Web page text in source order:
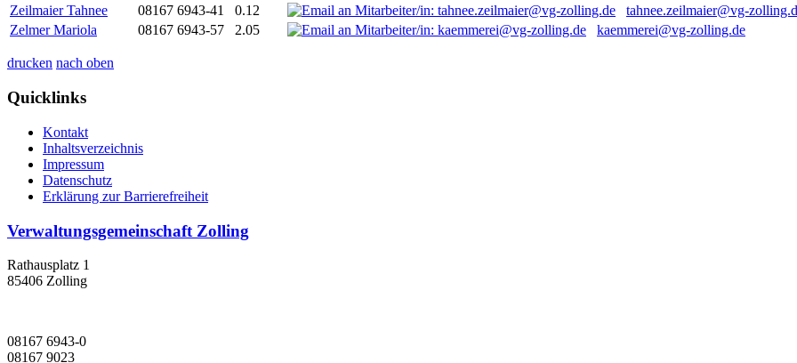
Zeilmaier Tahnee
08167 6943-41 0.12
tahnee.zeilmaier@vg-
Zelmer Mariola
08167 6943-57 2.05 kaemmerei@vg-zolling.de
drucken nach oben
Quicklinks
Kontakt
Inhaltsverzeichnis
Impressum
Datenschutz
Erklärung zur Barrierefreiheit
Verwaltungsgemeinschaft Zolling
Rathausplatz 1
85406 Zolling
08167 6943-0
08167 9023